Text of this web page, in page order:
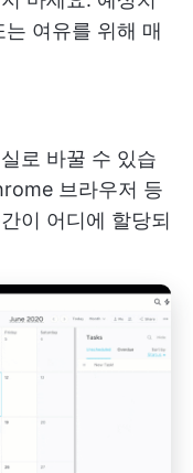
여유를 위해 매
로 바꿀 수 있습
브라우저 등
이 어디에 할당되